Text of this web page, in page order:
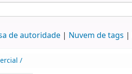
de autoridade Nuvem de tags
/